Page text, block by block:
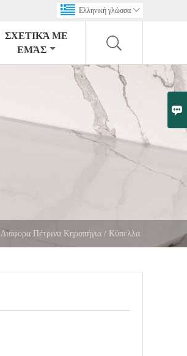

Ελληνική γλώσσα 
ΣΧΕΤΙΚΆ ΜΕ
ΕΜΆΣ
Διάφορα Πέτρινα Κηροπήγια / Κύπελλα